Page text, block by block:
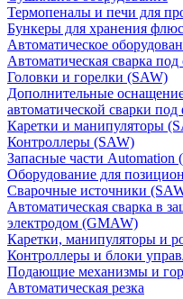
Термопеналы и печи для
Бункеры для хранения
Автоматическое
Автоматическая сварка
Головки и горелки (SAW)
Дополнительные
автоматической сварки
Каретки и манипуляторы
Контроллеры (SAW)
Запасные части Automation
Оборудование для
Сварочные источники
Автоматическая сварка в
электродом (GMAW)
Каретки, манипуляторы и
Контроллеры и блоки
Подающие механизмы и
Автоматическая резка